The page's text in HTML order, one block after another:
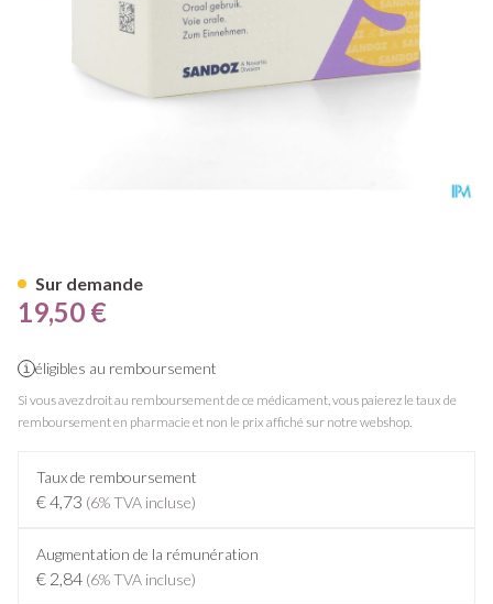
19,50 €
éligibles au remboursement
Si vous avez droit au remboursement de ce médicament, vous paierez le taux de
remboursement en pharmacie et non le prix affiché sur notre webshop.
Taux de remboursement
€ 4,73 (6% TVA incluse)
Augmentation de la rémunération
€ 2,84 (6% TVA incluse)
Sur demande